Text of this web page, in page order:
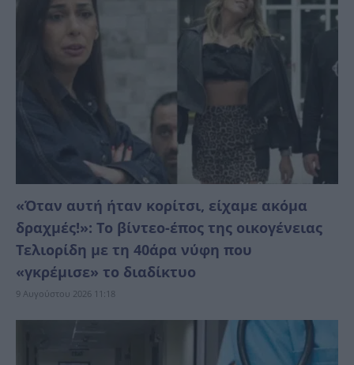
«Όταν αυτή ήταν κορίτσι, είχαμε ακόμα
δραχμές!»: Το βίντεο-έπος της οικογένειας
Τελιορίδη με τη 40άρα νύφη που
«γκρέμισε» το διαδίκτυο
9 Αυγούστου 2026 11:18